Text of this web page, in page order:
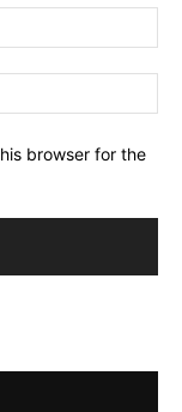
browser for the